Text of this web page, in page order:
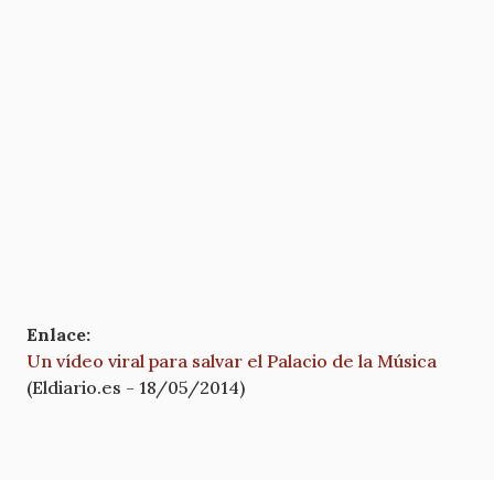
Enlace:
Un vídeo viral para salvar el Palacio de la Música
(Eldiario.es - 18/05/2014)